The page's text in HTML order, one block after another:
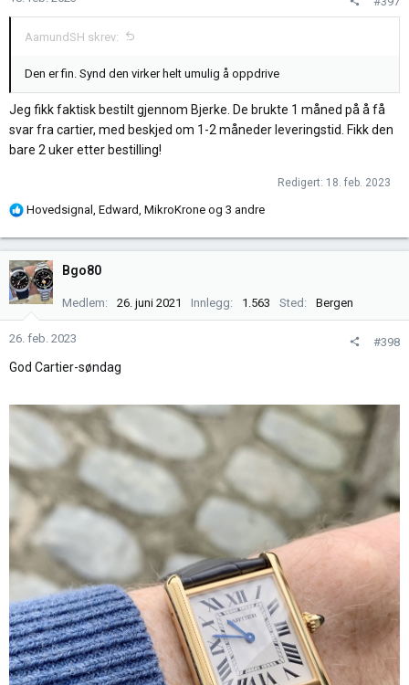
e
r
AamundSH skrev:
Den er fin. Synd den virker helt umulig å oppdrive
Jeg fikk faktisk bestilt gjennom Bjerke. De brukte 1 måned på å få
svar fra cartier, med beskjed om 1-2 måneder leveringstid. Fikk den
bare 2 uker etter bestilling!
Redigert: 18. feb. 2023
R
k
s
j
n
r
Hovedsignal Edward MikroKrone og 3 andre
Bgo80
Medlem 26. juni 2021 Innlegg 1.563 Sted Bergen
26. feb. 2023 #398
God Cartier-søndag